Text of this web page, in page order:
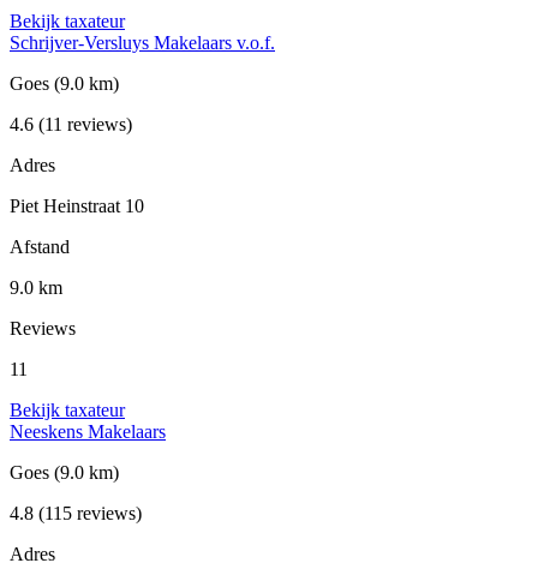
Bekijk taxateur
Schrijver-Versluys Makelaars v.o.f.
Goes (9.0 km)
4.6 (11 reviews)
Adres
Piet Heinstraat 10
Afstand
9.0 km
Reviews
11
Bekijk taxateur
Neeskens Makelaars
Goes (9.0 km)
4.8 (115 reviews)
Adres